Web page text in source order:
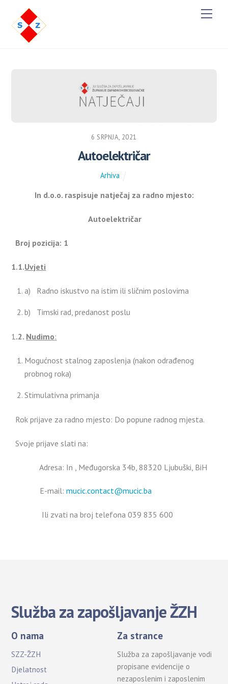
M
e
6 SRPNJA, 2021
Autoelektričar
Arhiva
In d.o.o. raspisuje natječaj za radno mjesto:
Autoelektričar
Broj pozicija: 1
1.1.Uvjeti
a) Radno iskustvo na istim ili sličnim poslovima
b) Timski rad, predanost poslu
1 .2. Nudimo:
Mogućnost stalnog zaposlenja (nakon odrađenog
probnog roka)
Stimulativna primanja
Rok prijave za radno mjesto: Do popune radnog mjesta.
Svoje prijave slati na:
Adresa: In , Međugorska 34b, 88320 Ljubuški, BiH
E-mail:mucic.contact@mucic.ba
Ili zvati na broj telefona 039 835 600
Služba za zapošljavanje ŽZH
O nama
SZZ-ŽZH
Djelatnost
Za strance
Služba za zapošljavanje vodi
propisane evidencije o
nezaposlenim i zaposlenim